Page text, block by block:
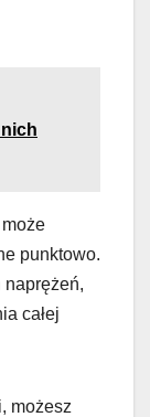
punktowo.
naprężeń,
całej
możesz